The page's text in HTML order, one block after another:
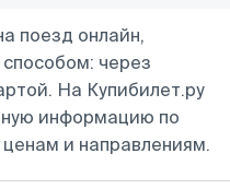
поезд онлайн,
через
На Купибилет.ру
информацию по
и направлениям.